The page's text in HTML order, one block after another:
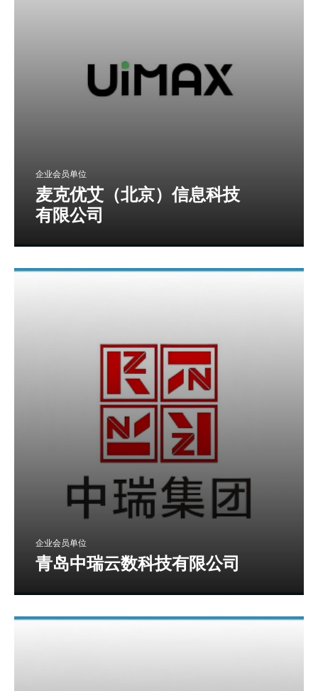
企业会员单位
麦克优艾（北京）信息科技
有限公司
企业会员单位
青岛中瑞云数科技有限公司